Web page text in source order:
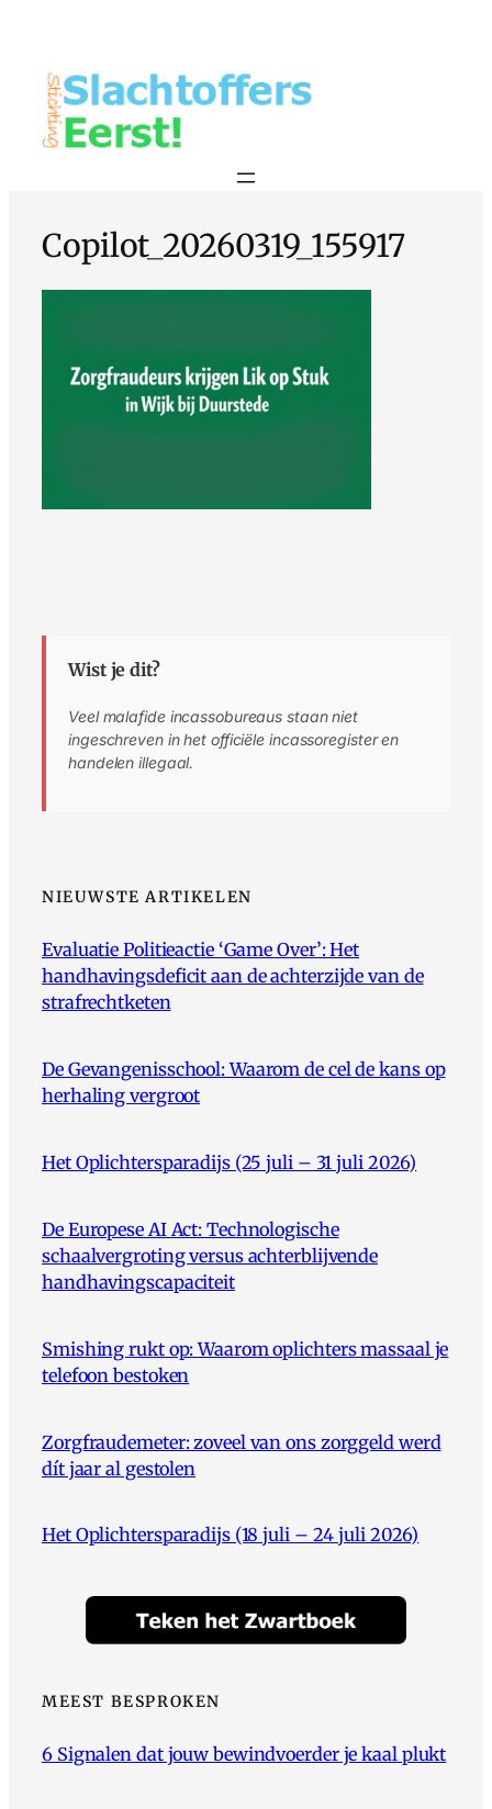
Copilot_20260319_155917
Wist je dit?
Veel malafide incassobureaus staan niet
ingeschreven in het officiële incassoregister en
handelen illegaal.
NIEUWSTE ARTIKELEN
Evaluatie Politieactie ‘Game Over’: Het
handhavingsdeficit aan de achterzijde van de
strafrechtketen
De Gevangenisschool: Waarom de cel de kans op
herhaling vergroot
Het Oplichtersparadijs (25 juli – 31 juli 2026)
De Europese AI Act: Technologische
schaalvergroting versus achterblijvende
handhavingscapaciteit
Smishing rukt op: Waarom oplichters massaal je
telefoon bestoken
Zorgfraudemeter: zoveel van ons zorggeld werd
dít jaar al gestolen
Het Oplichtersparadijs (18 juli – 24 juli 2026)
MEEST BESPROKEN
6 Signalen dat jouw bewindvoerder je kaal plukt